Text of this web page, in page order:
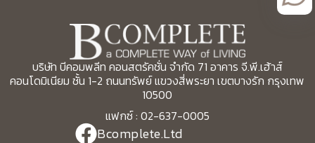
บริษัท บีคอมพลีท คอนสตรัคชั่น จำกัด 71 อาคาร จี.พี.เฮ้าส์
คอนโดมิเนียม ชั้น 1-2 ถนนทรัพย์ แขวงสี่พระยา เขตบางรัก กรุงเทพ
10500
แฟกซ์ : 02-637-0005
Bcomplete.Ltd